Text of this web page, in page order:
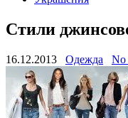
Стили
16.12.2013 Одежда No